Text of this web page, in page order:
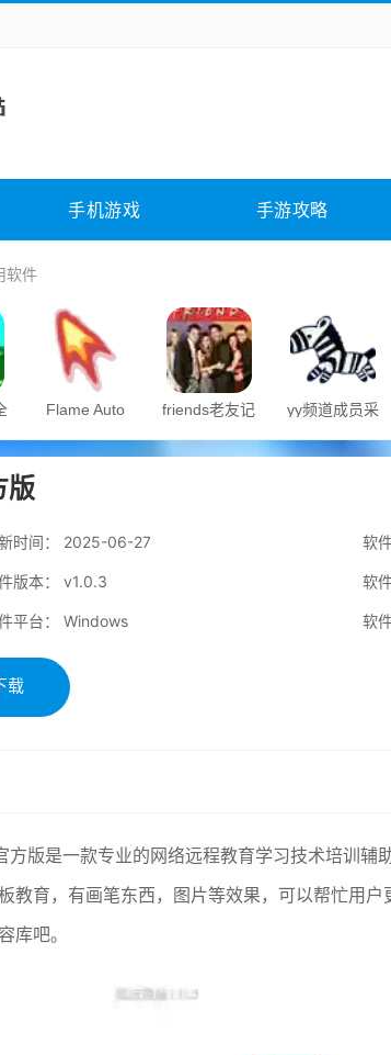
图形软件 安全相关 应用
未分类 综合其它
手机游戏 手游攻略
软件
Flame Auto
动点击器)
friends老友记
照
yy频道成员采
版
时间： 2025-06-27 软
版本： v1.0.3 软
平台： Windows 软
载
方版是一款专业的网络远程教育学习技术培训辅
教育，有画笔东西，图片等效果，可以帮忙用
库吧。